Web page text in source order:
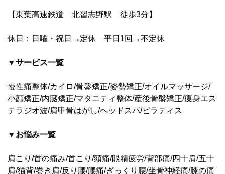
【東葉高速鉄道 北習志野駅 徒歩3分】
休日：日曜・祝日→定休 平日1回→不定休
▼サービス一覧
慢性痛整体/カイロ/骨盤矯正/姿勢矯正/オイルマッサージ/
小顔矯正/内臓矯正/マタニティ整体/産後骨盤矯正/痩身エス
テラジオ波/肩甲骨はがし/ヘッドスパ/ピラティス
▼お悩み一覧
肩こり/首の痛み/首こり/頭痛/眼精疲労/背部痛/四十肩/五十
肩/猫背/巻き肩/反り腰/腰痛/ぎっくり腰/坐骨神経痛/膝の痛